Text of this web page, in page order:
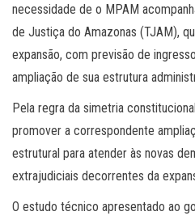
necessidade de o MPAM
de Justiça do Amazonas (TJAM),
expansão, com previsão de
ampliação de sua estrutura
Pela regra da simetria
promover a correspondente
estrutural para atender às novas
extrajudiciais decorrentes da
O estudo técnico apresentado ao